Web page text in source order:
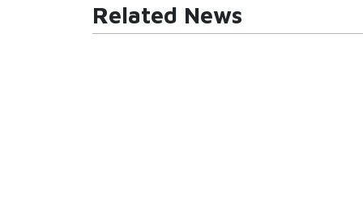
Related News